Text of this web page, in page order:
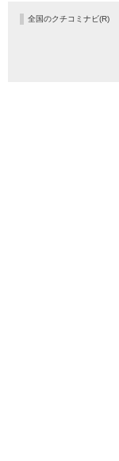
全国のクチコミナビ(R)